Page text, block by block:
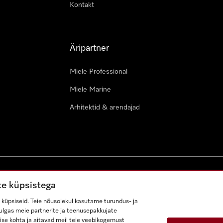
Kontakt
Äripartner
Miele Professional
Miele Marine
Arhitektid & arendajad
küpsistega
Teie nõusolekul kasutame turundus- ja
meie partnerite ja teenusepakkujate
kohta ja aitavad meil teie veebikogemust